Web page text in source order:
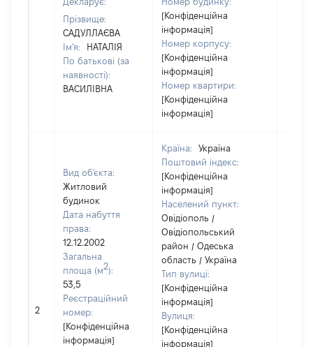
Прізвище:
САДУЛЛАЄВА
Ім'я:
НАТАЛІЯ
По батькові (за
наявності):
ВАСИЛІВНА
[Конфіденційна
інформація]
Номер корпусу:
[Конфіденційна
інформація]
Номер квартири:
[Конфіденційна
інформація]
2
Вид об'єкта:
Житловий
будинок
Дата набуття
права:
12.12.2002
Загальна
площа (м2):
53,5
Реєстраційний
номер:
[Конфіденційна
інформація]
Країна:
Україна
Поштовий індекс:
[Конфіденційна
інформація]
Населений пункт:
Овідіополь /
Овідіопольський
район / Одеська
область / Україна
Тип вулиці:
[Конфіденційна
інформація]
Вулиця:
[Конфіденційна
інформація]